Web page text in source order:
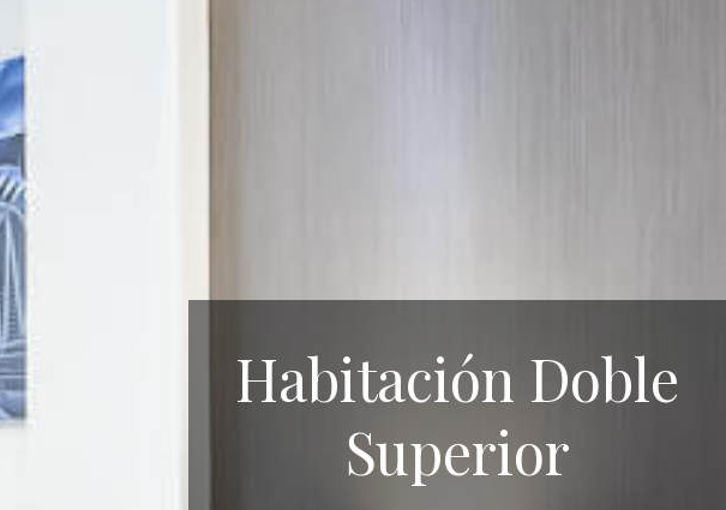
Habitación Doble
Superior